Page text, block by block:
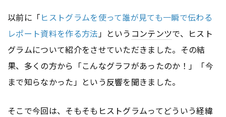
以前に「ヒストグラムを使って誰が見ても一瞬で伝わる
レポート資料を作る方法」という コンテンツで、ヒスト
グラムについて紹介をさせていただきました。その結
果、多くの方から「こんなグラフがあったのか！」「今
まで知らなかった」という反響を聞きました。
そこで今回は、そもそもヒストグラムってどういう経緯